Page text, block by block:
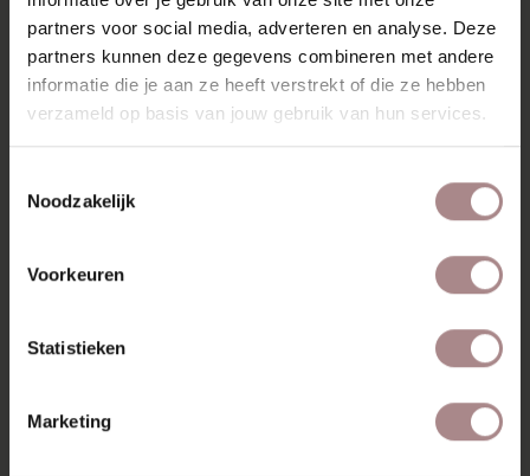
partners voor social media, adverteren en analyse. Deze
partners kunnen deze gegevens combineren met andere
informatie die je aan ze heeft verstrekt of die ze hebben
verzameld op basis van jouw gebruik van hun services.
Noodzakelijk
Voorkeuren
Statistieken
Marketing
STOFSTAAL
VANAF